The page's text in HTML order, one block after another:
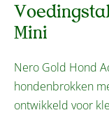
Mini
Nero Gold Hond
hondenbrokken
ontwikkeld voor